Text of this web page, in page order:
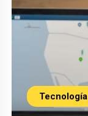
Tecnología